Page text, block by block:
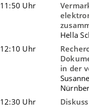
11:50 Uhr
Hella
12:10 Uhr
in der
12:30 Uhr